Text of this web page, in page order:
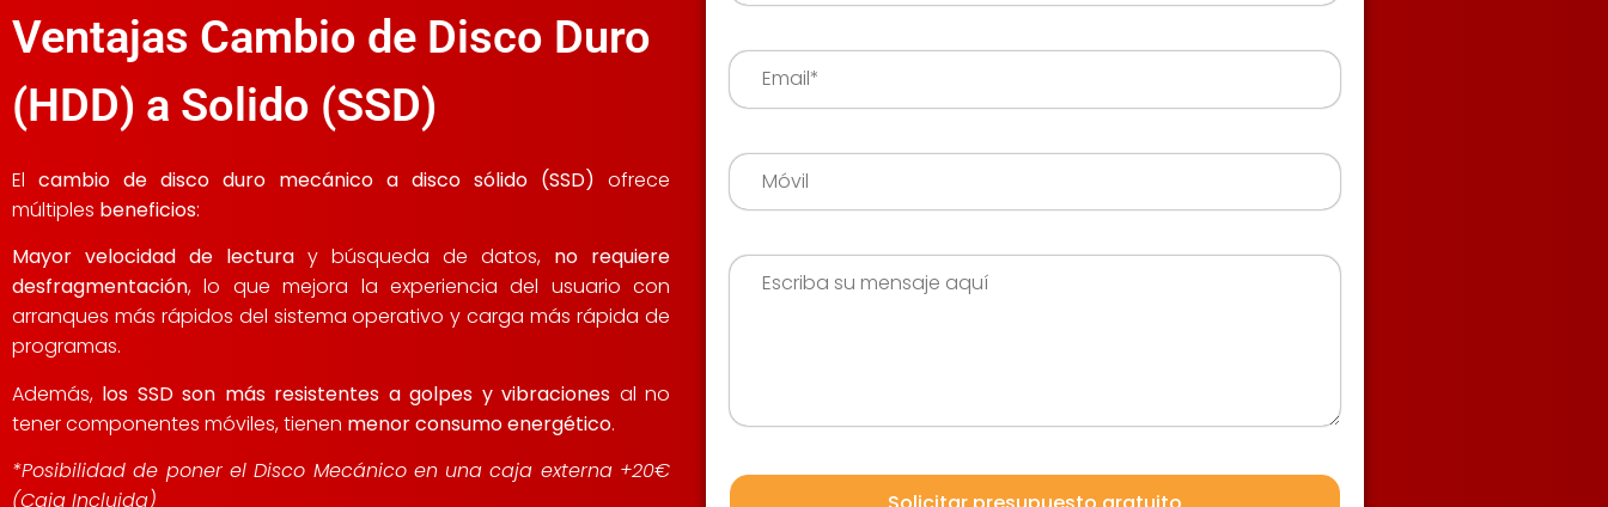
Ventajas Cambio de Disco Duro
(HDD) a Solido (SSD)
El cambio de disco duro mecánico a disco sólido (SSD) ofrece
múltiples beneficios:
Mayor velocidad de lectura y búsqueda de datos, no requiere
desfragmentación, lo que mejora la experiencia del usuario con
arranques más rápidos del sistema operativo y carga más rápida de
programas.
Además, los SSD son más resistentes a golpes y vibraciones al no
tener componentes móviles, tienen menor consumo energético.
*Posibilidad de poner el Disco Mecánico en una caja externa +20€
(Caja Incluida)